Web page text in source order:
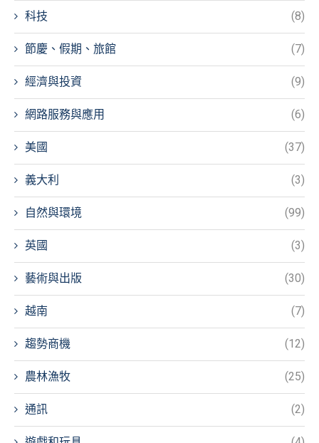
科技 (8)
節慶、假期、旅館 (7)
經濟與投資 (9)
網路服務與應用 (6)
美國 (37)
義大利 (3)
自然與環境 (99)
英國 (3)
藝術與出版 (30)
越南 (7)
趨勢商機 (12)
農林漁牧 (25)
通訊 (2)